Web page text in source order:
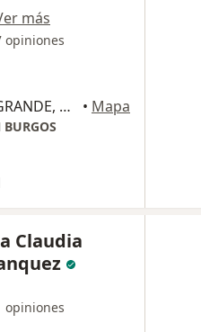
más
opiniones
CALLE 5 #6-151 2 PISO BOCAGRANDE, Cartagena • Mapa
Claudia
opiniones